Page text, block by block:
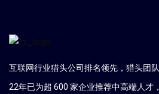
互联网行业猎头公司排名领先，猎头团队
22年已为超 600 家企业推荐中高端人才，